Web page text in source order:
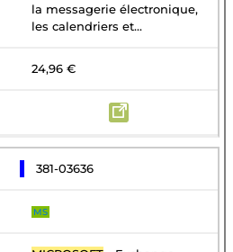
la messagerie électronique,
les calendriers et...
24,96 €
381-03636
MS